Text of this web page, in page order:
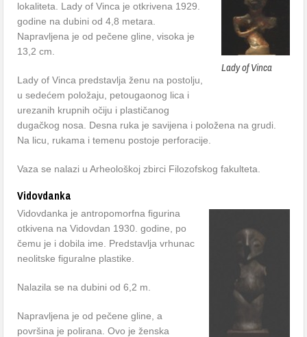
Lady of Vinca
lokaliteta. Lady of Vinca je otkrivena 1929.
godine na dubini od 4,8 metara.
Napravljena je od pečene gline, visoka je
13,2 cm.
Lady of Vinca predstavlja ženu na postolju,
u sedećem položaju, petougaonog lica i
urezanih krupnih očiju i plastičanog
dugačkog nosa. Desna ruka je savijena i položena na grudi.
Na licu, rukama i temenu postoje perforacije.
Vaza se nalazi u Arheološkoj zbirci Filozofskog fakulteta.
Vidovdanka
Vidovdanka je antropomorfna figurina
otkivena na Vidovdan 1930. godine, po
čemu je i dobila ime. Predstavlja vrhunac
neolitske figuralne plastike.
Nalazila se na dubini od 6,2 m.
Napravljena je od pečene gline, a
površina je polirana. Ovo je ženska